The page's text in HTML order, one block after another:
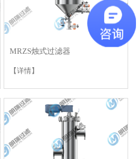
MRZS烛式过滤器
【详情】